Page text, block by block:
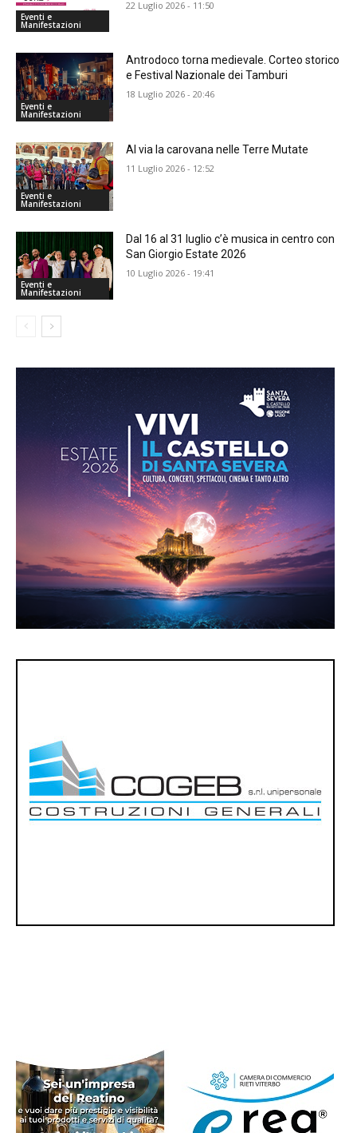
Eventi e
Manifestazioni
22 Luglio 2026 - 11:50
Eventi e
Manifestazioni
Antrodoco torna medievale. Corteo storico
e Festival Nazionale dei Tamburi
18 Luglio 2026 - 20:46
Eventi e
Manifestazioni
Al via la carovana nelle Terre Mutate
11 Luglio 2026 - 12:52
Eventi e
Manifestazioni
Dal 16 al 31 luglio c’è musica in centro con
San Giorgio Estate 2026
10 Luglio 2026 - 19:41